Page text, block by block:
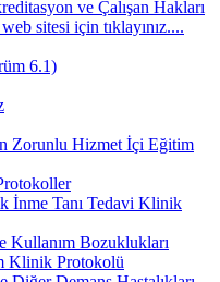
ve Çalışan Hakları
sitesi için tıklayınız....
6.1)
Zorunlu Hizmet İçi Eğitim
İnme Tanı Tedavi Klinik
Kullanım Bozuklukları
Klinik Protokolü